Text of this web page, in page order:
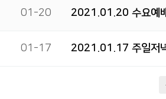
01-20 2021.01.20 수요예
01-17 2021.01.17 주일저